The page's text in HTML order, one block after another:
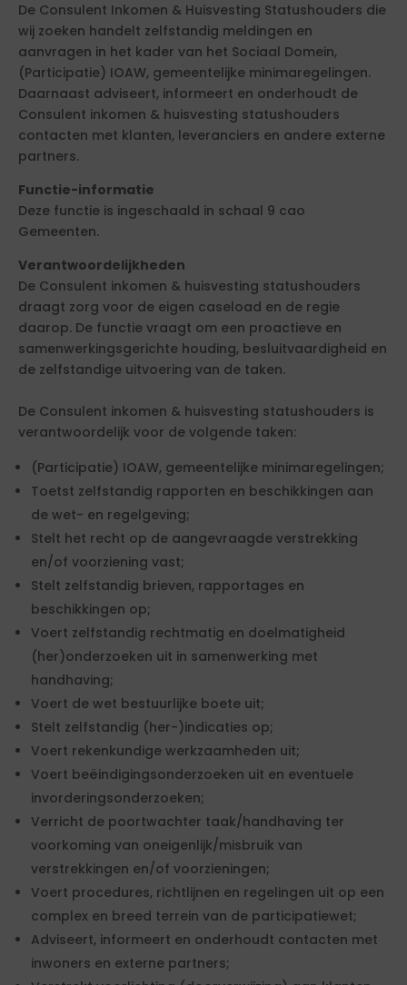
De Consulent Inkomen & Huisvesting Statushouders die
wij zoeken handelt zelfstandig meldingen en
aanvragen in het kader van het Sociaal Domein,
(Participatie) IOAW, gemeentelijke minimaregelingen.
Daarnaast adviseert, informeert en onderhoudt de
Consulent inkomen & huisvesting statushouders
contacten met klanten, leveranciers en andere externe
partners.
Functie-informatie
Deze functie is ingeschaald in schaal 9 cao
Gemeenten.
Verantwoordelijkheden
De Consulent inkomen & huisvesting statushouders
draagt zorg voor de eigen caseload en de regie
daarop. De functie vraagt om een proactieve en
samenwerkingsgerichte houding, besluitvaardigheid en
de zelfstandige uitvoering van de taken.
De Consulent inkomen & huisvesting statushouders is
verantwoordelijk voor de volgende taken:
(Participatie) IOAW, gemeentelijke minimaregelingen;
Toetst zelfstandig rapporten en beschikkingen aan
de wet- en regelgeving;
Stelt het recht op de aangevraagde verstrekking
en/of voorziening vast;
Stelt zelfstandig brieven, rapportages en
beschikkingen op;
Voert zelfstandig rechtmatig en doelmatigheid
(her)onderzoeken uit in samenwerking met
handhaving;
Voert de wet bestuurlijke boete uit;
Stelt zelfstandig (her-)indicaties op;
Voert rekenkundige werkzaamheden uit;
Voert beëindigingsonderzoeken uit en eventuele
invorderingsonderzoeken;
Verricht de poortwachter taak/handhaving ter
voorkoming van oneigenlijk/misbruik van
verstrekkingen en/of voorzieningen;
Voert procedures, richtlijnen en regelingen uit op een
complex en breed terrein van de participatiewet;
Adviseert, informeert en onderhoudt contacten met
inwoners en externe partners;